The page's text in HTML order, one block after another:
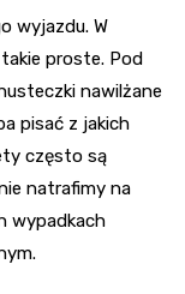
wyjazdu. W
proste. Pod
nawilżane
pisać z jakich
często są
natrafimy na
wypadkach